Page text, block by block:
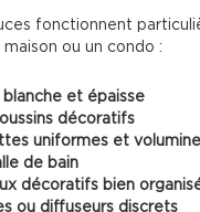
fonctionnent
maison ou un condo :
blanche et épaisse
décoratifs
uniformes et
de bain
décoratifs bien
ou diffuseurs discrets